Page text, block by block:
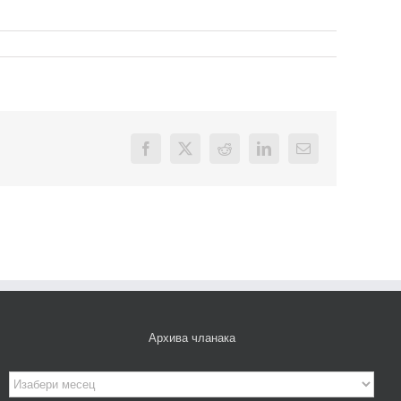
Facebook
X Reddit LinkedInEmail
Архива чланака
Архива